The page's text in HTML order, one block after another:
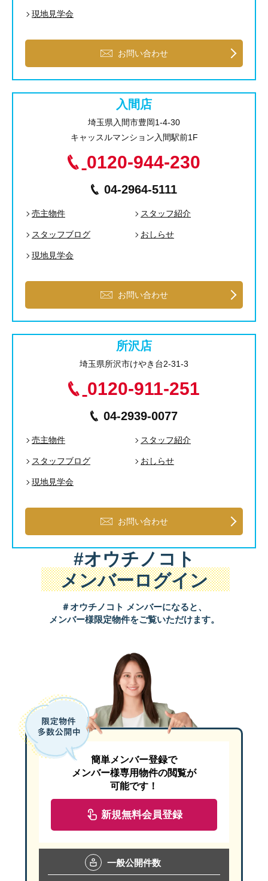
現地見学会
お問い合わせ
入間店
埼玉県入間市豊岡1-4-30
キャッスルマンション入間駅前1F
0120-944-230
04-2964-5111
売主物件 スタッフ紹介
スタッフブログ おしらせ
現地見学会
お問い合わせ
所沢店
埼玉県所沢市けやき台2-31-3
0120-911-251
04-2939-0077
売主物件 スタッフ紹介
スタッフブログ おしらせ
現地見学会
お問い合わせ
#オウチノコト
メンバーログイン
＃オウチノコト メンバーになると、
メンバー様限定物件をご覧いただけます。
簡単メンバー登録で
メンバー様専用物件の閲覧が
可能です！
新規無料会員登録
一般公開件数